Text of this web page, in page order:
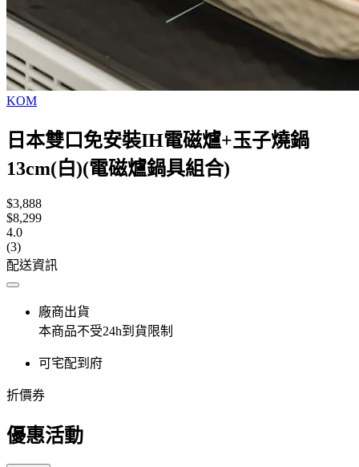
KOM
日本雙口免安裝IH電磁爐+玉子燒鍋
13cm(白)(電磁爐鍋具組合)
$3,888
$8,299
4.0
(3)
配送資訊
廠商出貨
本商品不受24h到貨限制
可宅配到府
折價券
優惠活動